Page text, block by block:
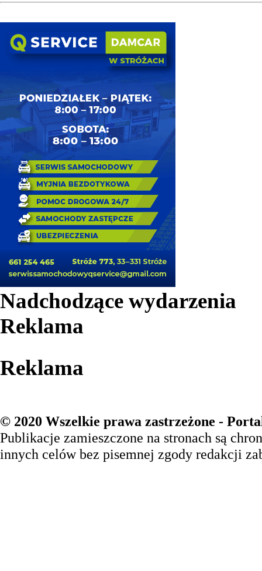
Nadchodzące wydarzenia
Reklama
Reklama
© 2020 Wszelkie prawa zastrzeżone -
Publikacje zamieszczone na stronach są
innych celów bez pisemnej zgody redakcji